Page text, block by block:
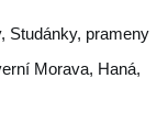
Studánky, prameny
Morava, Haná,